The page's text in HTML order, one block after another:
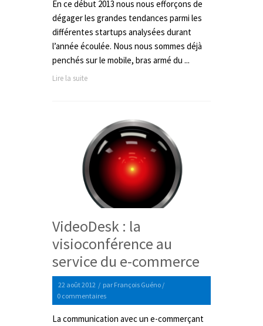
En ce début 2013 nous nous efforçons de
dégager les grandes tendances parmi les
différentes startups analysées durant
l’année écoulée. Nous nous sommes déjà
penchés sur le mobile, bras armé du ...
Lire la suite
VideoDesk : la
visioconférence au
service du e-commerce
22 août 2012 / par François Guéno /
0 commentaires
La communication avec un e-commerçant